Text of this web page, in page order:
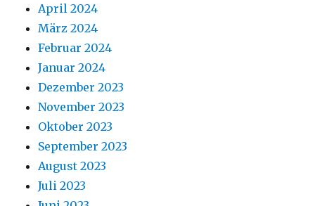
April 2024
März 2024
Februar 2024
Januar 2024
Dezember 2023
November 2023
Oktober 2023
September 2023
August 2023
Juli 2023